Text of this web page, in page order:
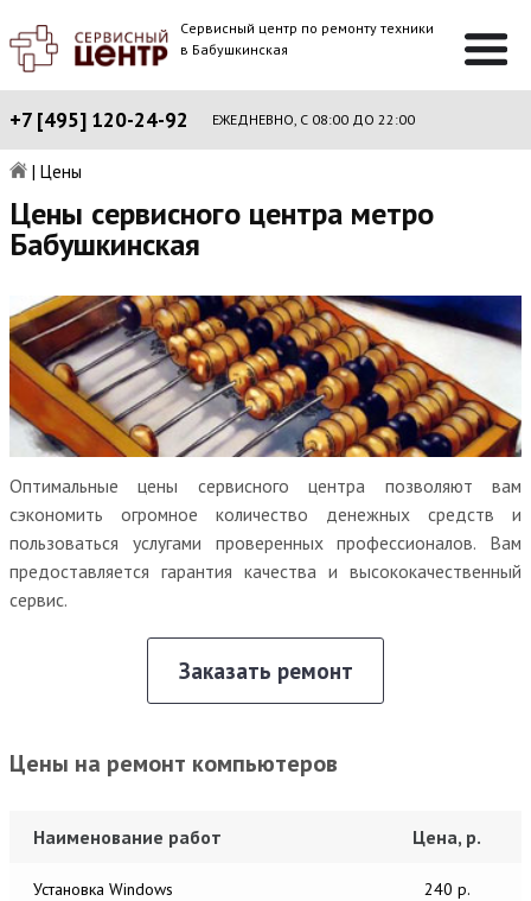
Сервисный центр по ремонту техники
в Бабушкинская
+7 [495] 120-24-92 ЕЖЕДНЕВНО, С 08:00 ДО 22:00
| Цены
Цены сервисного центра метро
Бабушкинская
Оптимальные цены сервисного центра позволяют вам
сэкономить огромное количество денежных средств и
пользоваться услугами проверенных профессионалов. Вам
предоставляется гарантия качества и высококачественный
сервис.
Заказать ремонт
Цены на ремонт компьютеров
Наименование работ Цена, р.
Установка Windows 240 р.